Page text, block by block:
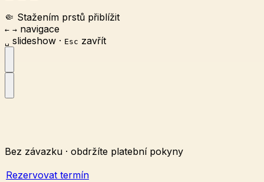
🤏 Stažením prstů přiblížit
← → navigace
␣ slideshow · Esc zavřít
Bez závazku · obdržíte platební pokyny
Rezervovat termín